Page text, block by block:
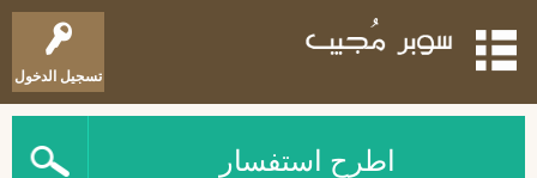
تسجيل الدخول
اطرح استفسار